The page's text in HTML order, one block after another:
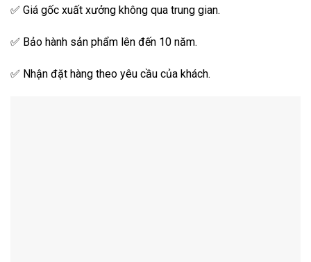
✅ Giá gốc xuất xưởng không qua trung gian.
✅ Bảo hành sản phẩm lên đến 10 năm.
✅ Nhận đặt hàng theo yêu cầu của khách.